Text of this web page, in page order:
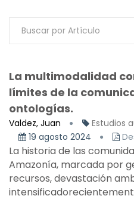
La multimodalidad
límites de la
ontologías.
Valdez, Juan
Estudios
19 agosto 2024
La historia de las
Amazonía, marcada por
recursos, devastación